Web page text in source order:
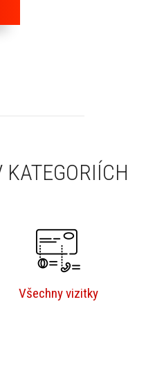
Všechny vizitky